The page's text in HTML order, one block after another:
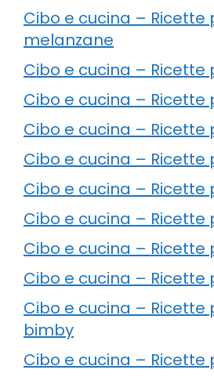
Cibo e cucina – Ricette
melanzane
Cibo e cucina – Ricette
Cibo e cucina – Ricette
Cibo e cucina – Ricette
Cibo e cucina – Ricette
Cibo e cucina – Ricette
Cibo e cucina –
Cibo e cucina –
Cibo e cucina – Ricette
Cibo e cucina – Ricette
bimby
Cibo e cucina – Ricette